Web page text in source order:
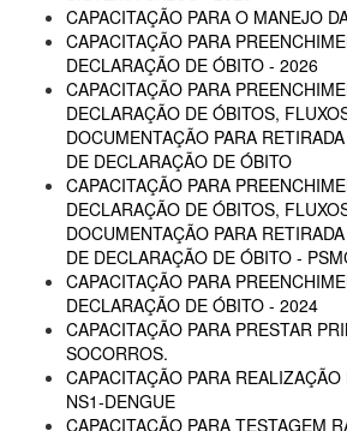
CAPACITAÇÃO PARA O MANEJO
CAPACITAÇÃO PARA
DECLARAÇÃO DE ÓBITO - 2026
CAPACITAÇÃO PARA
DECLARAÇÃO DE ÓBITOS,
DOCUMENTAÇÃO PARA
DE DECLARAÇÃO DE ÓBITO
CAPACITAÇÃO PARA
DECLARAÇÃO DE ÓBITOS,
DOCUMENTAÇÃO PARA
DE DECLARAÇÃO DE ÓBITO -
CAPACITAÇÃO PARA
DECLARAÇÃO DE ÓBITO - 2024
CAPACITAÇÃO PARA PRESTAR
SOCORROS.
CAPACITAÇÃO PARA
NS1-DENGUE
CAPACITAÇÃO PARA TESTAGEM